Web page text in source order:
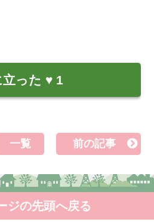
った ♥ 1
一覧 前の記事
ジの先頭へ戻る